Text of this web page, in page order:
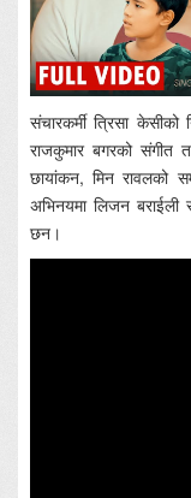
संचारकर्मी त्रिसा केसीको
राजकुमार बगरको संगीत
छायांकन, मिन रावलको
अभिनयमा लिजन
छन।